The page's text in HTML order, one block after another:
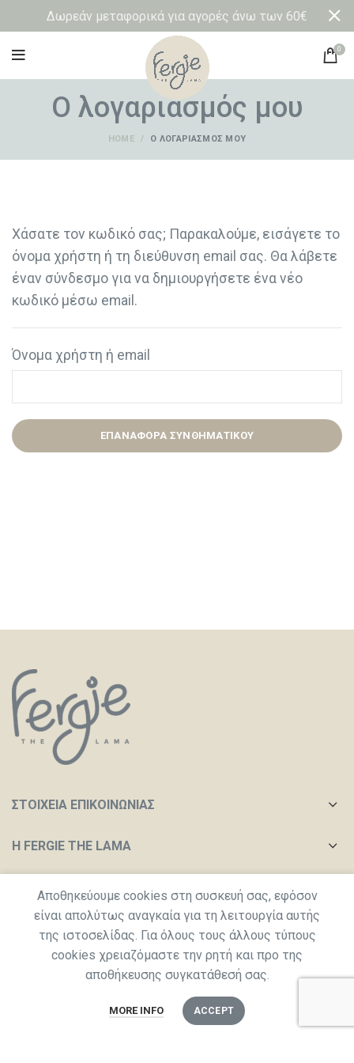
0
Ο λογαριασμός μου
HOME Ο ΛΟΓΑΡΙΑΣΜΌΣ ΜΟΥ
Χάσατε τον κωδικό σας; Παρακαλούμε, εισάγετε το
όνομα χρήστη ή τη διεύθυνση email σας. Θα λάβετε
έναν σύνδεσμο για να δημιουργήσετε ένα νέο
κωδικό μέσω email.
Όνομα χρήστη ή email
ΕΠΑΝΑΦΟΡΆ ΣΥΝΘΗΜΑΤΙΚΟΎ
ΣΤΟΙΧΕΙΑ ΕΠΙΚΟΙΝΩΝΙΑΣ
Η FERGIE THE LAMA
ΧΡΉΣΙΜΟΙ ΣΎΝΔΕΣΜΟΙ
2022Fergie the Lamacreated byCatalytica
Δωρεάν μεταφορικά για αγορές άνω των 60€
Aποθηκεύουμε cookies στη συσκευή σας, εφόσον
είναι απολύτως αναγκαία για τη λειτουργία αυτής
της ιστοσελίδας. Για όλους τους άλλους τύπους
cookies χρειαζόμαστε την ρητή και προ της
αποθήκευσης συγκατάθεσή σας.
MORE INFO ACCEPT
Cart Ο λογαριασμός μου